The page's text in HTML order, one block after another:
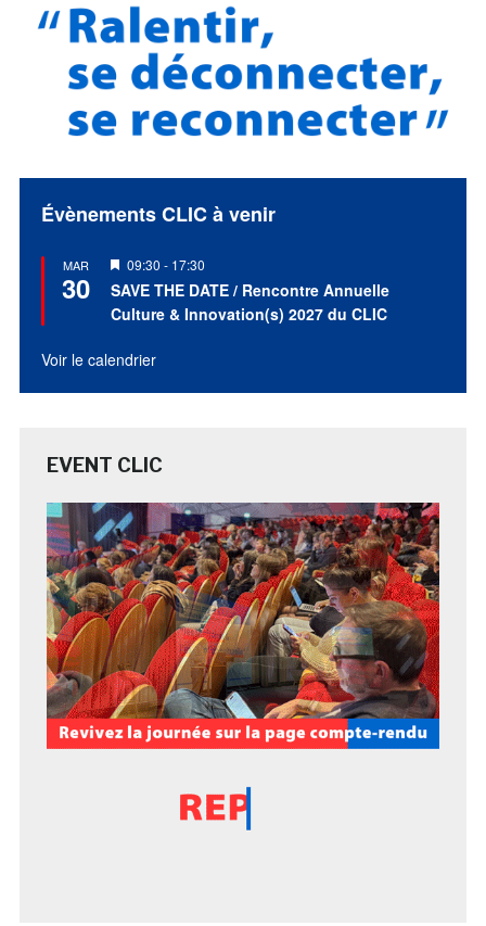
Évènements CLIC à venir
MAR
30
Mis
en
avant
09:30 - 17:30
SAVE THE DATE / Rencontre Annuelle
Culture & Innovation(s) 2027 du CLIC
Voir le calendrier
EVENT CLIC